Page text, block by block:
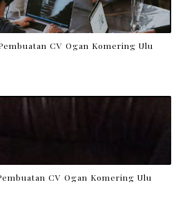
CV Ogan Komering Ulu
CV Ogan Komering Ulu